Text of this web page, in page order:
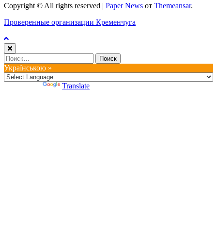
Copyright © All rights reserved | Paper News от Themeansar.
Проверенные организации Кременчуга
Найти:
Українською »
Translate